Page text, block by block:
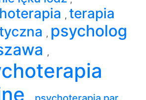
, terapia
, psycholog
,